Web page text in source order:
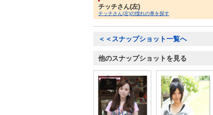
チッチさん(左)
チッチさん(左)の憧れの車を探す
＜＜スナップショット一覧へ
他のスナップショットを見る